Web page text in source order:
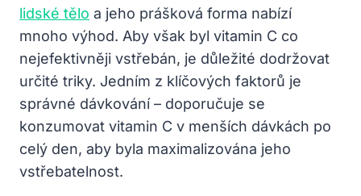
lidské tělo a jeho prášková forma nabízí‍
mnoho výhod. Aby však⁢ byl vitamin C co
⁤nejefektivněji vstřebán, je⁢ důležité dodržovat
určité triky. Jedním ​z klíčových faktorů je
‍správné dávkování – doporučuje⁤ se
konzumovat vitamin C v menších dávkách po
celý den, aby ⁢byla maximalizována jeho
vstřebatelnost.